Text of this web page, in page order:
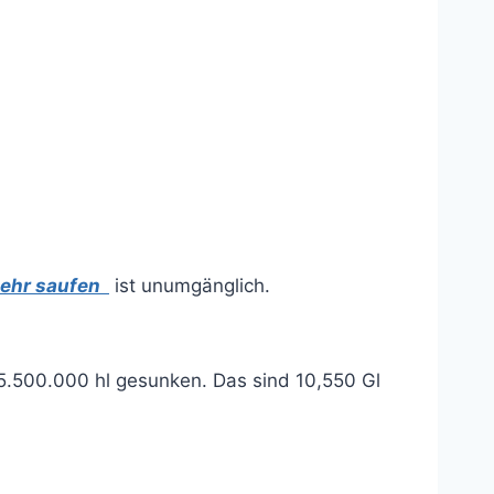
saufen ist unumgänglich.
hl gesunken. Das sind 10,550 Gl